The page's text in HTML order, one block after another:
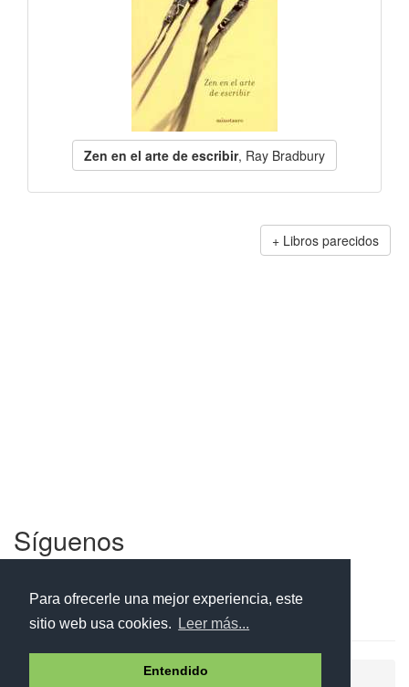
Para ofrecerle una mejor experiencia, este
sitio web usa cookies.
Leer más...
Entendido
Zen en el arte de escribir, Ray Bradbury
Libros parecidos
Síguenos
Aviso legal